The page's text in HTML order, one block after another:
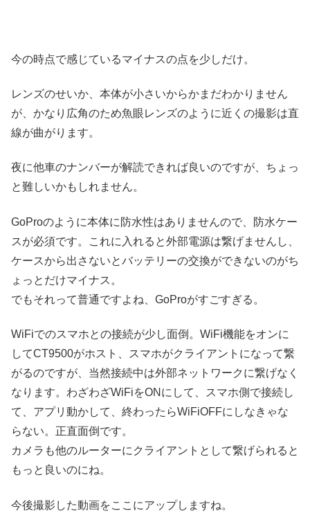
今の時点で感じているマイナスの点を少しだけ。
レンズのせいか、本体が小さいからかまだわかりません
が、かなり広角のため魚眼レンズのように近くの撮影は直
線が曲がります。
夜に他車のナンバーが解読できれば良いのですが、ちょっ
と難しいかもしれません。
GoProのように本体に防水性はありませんので、防水ケー
スが必須です。これに入れると外部電源は繋げませんし、
ケースから出さないとバッテリーの交換ができないのがち
ょっとだけマイナス。
でもそれって普通ですよね、GoProがすごすぎる。
WiFiでのスマホとの接続が少し面倒。WiFi機能をオンに
してCT9500がホスト、スマホがクライアントになって繋
がるのですが、当然接続中は外部ネットワークに繋げなく
なります。わざわざWiFiをONにして、スマホ側で接続し
て、アプリ動かして、終わったらWiFiOFFにしなきゃな
らない。正直面倒です。
カメラも他のルーターにクライアントとして繋げられると
もっと良いのにね。
今後撮影した動画をここにアップしますね。